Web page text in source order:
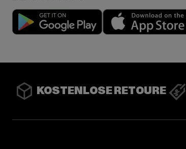
Play market
KOSTENLOSE RETOURE